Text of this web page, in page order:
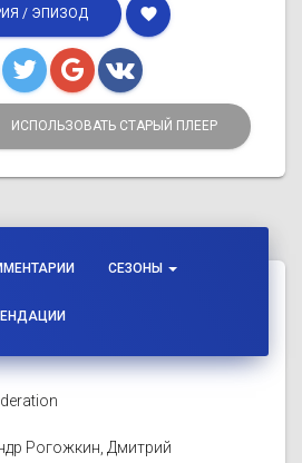
/ ЭПИЗОД favorite
ИСПОЛЬЗОВАТЬ СТАРЫЙ ПЛЕЕР
СЕЗОНЫ
Рогожкин, Дмитрий